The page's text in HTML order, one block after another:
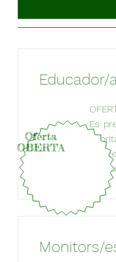
Educador/
Es
del
del
Monitors/
Oferta
OBERTA